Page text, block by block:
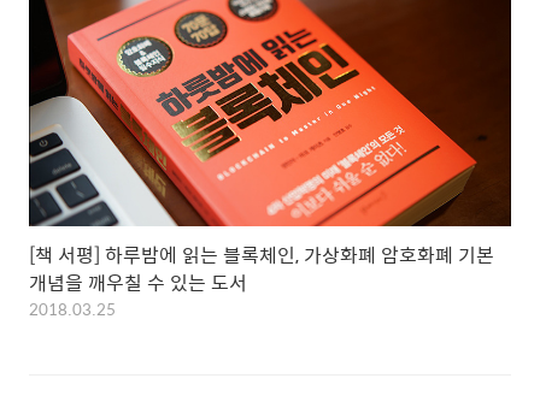
[책 서평] 하루밤에 읽는 블록체인, 가상화폐 암호화폐 기본
개념을 깨우칠 수 있는 도서
2018.03.25